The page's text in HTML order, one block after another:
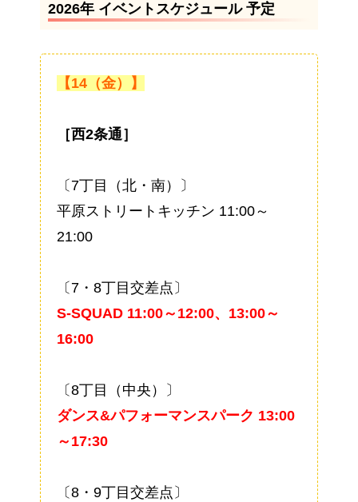
2026年 イベントスケジュール 予定
【14（金）】
［西2条通］
〔7丁目（北・南）〕
平原ストリートキッチン 11:00～
21:00
〔7・8丁目交差点〕
S-SQUAD 11:00～12:00、13:00～
16:00
〔8丁目（中央）〕
ダンス&パフォーマンスパーク 13:00
～17:30
〔8・9丁目交差点〕